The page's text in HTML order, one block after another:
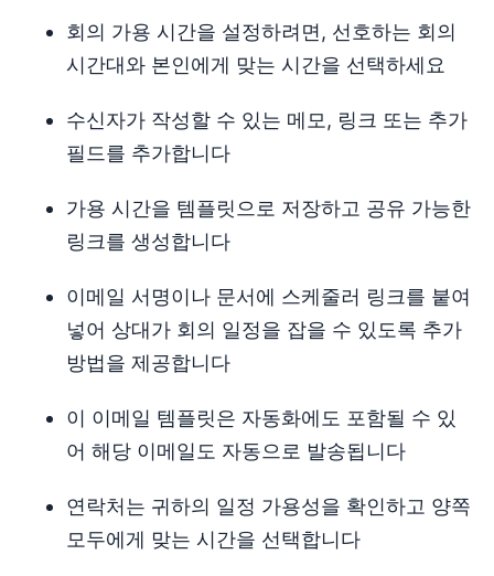
회의 가용 시간을 설정하려면, 선호하는 회의
시간대와 본인에게 맞는 시간을 선택하세요
수신자가 작성할 수 있는 메모, 링크 또는 추가
필드를 추가합니다
가용 시간을 템플릿으로 저장하고 공유 가능한
링크를 생성합니다
이메일 서명이나 문서에 스케줄러 링크를 붙여
넣어 상대가 회의 일정을 잡을 수 있도록 추가
방법을 제공합니다
이 이메일 템플릿은 자동화에도 포함될 수 있
어 해당 이메일도 자동으로 발송됩니다
연락처는 귀하의 일정 가용성을 확인하고 양쪽
모두에게 맞는 시간을 선택합니다